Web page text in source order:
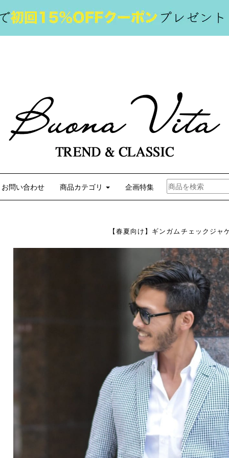
お問い合わせ 商品カテゴリ 企画特集
【春夏向け】ギンガムチェックジャ